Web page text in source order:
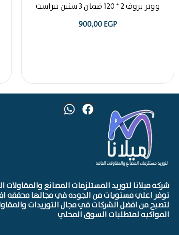
ووتر بروف 2 * 120 ضمان 3 سنين تيراست
900,00EGP
شركه ميلانا لتوريد المستلزمات المصانع
توفر اعلي مستويات من الجوده في مجالها محققه
لتصبح من افضل الشركات في مجال التوريدات
المواكبه لمتطلبات السوق المحلي